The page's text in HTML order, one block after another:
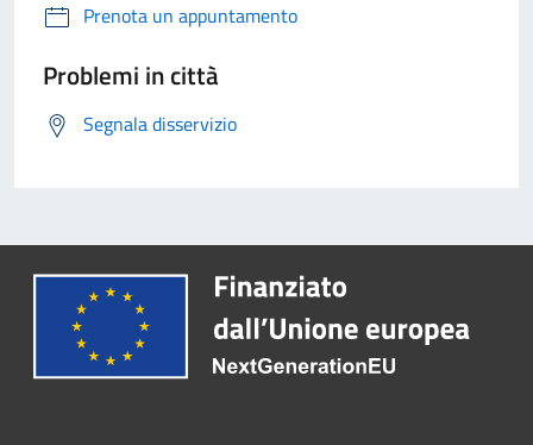
Prenota un appuntamento
Problemi in città
Segnala disservizio